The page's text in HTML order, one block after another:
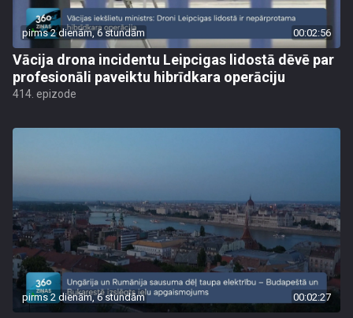
pirms 2 dienām, 6 stundām 00:02:56
Vācija drona incidentu Leipcigas lidostā dēvē par
profesionāli paveiktu hibrīdkara operāciju
414. epizode
pirms 2 dienām, 6 stundām 00:02:27